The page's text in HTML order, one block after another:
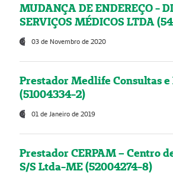
MUDANÇA DE ENDEREÇO -
SERVIÇOS MÉDICOS LTDA
03 de Novembro de 2020
Prestador Medlife Consultas
(51004334-2)
01 de Janeiro de 2019
Prestador CERPAM – Centro
S/S Ltda-ME (52004274-8)